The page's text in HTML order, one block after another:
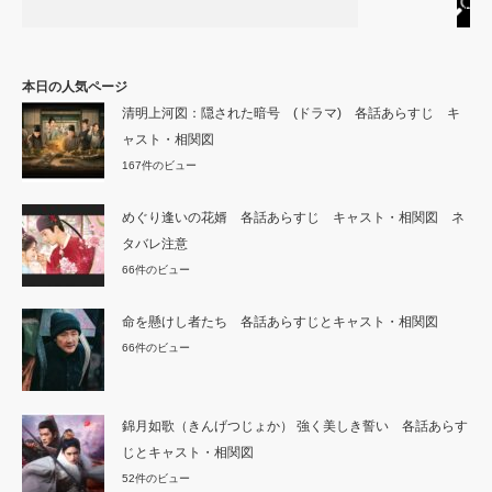
本日の人気ページ
清明上河図：隠された暗号 (ドラマ) 各話あらすじ キ
ャスト・相関図
167件のビュー
めぐり逢いの花婿 各話あらすじ キャスト・相関図 ネ
タバレ注意
66件のビュー
命を懸けし者たち 各話あらすじとキャスト・相関図
66件のビュー
錦月如歌（きんげつじょか） 強く美しき誓い 各話あらす
じとキャスト・相関図
52件のビュー